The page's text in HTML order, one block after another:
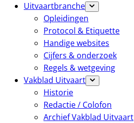
Uitvaartbranche
Opleidingen
Protocol & Etiquette
Handige websites
Cijfers & onderzoek
Regels & wetgeving
Vakblad Uitvaart
Historie
Redactie / Colofon
Archief Vakblad Uitvaart